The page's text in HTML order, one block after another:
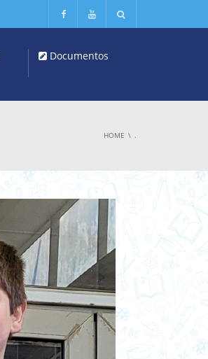
Documentos
HOME .